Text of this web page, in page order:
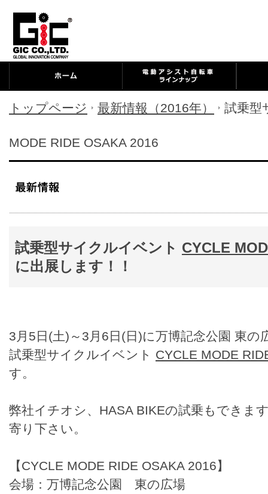
トップページ 最新情報（2016年） 試乗型
MODE RIDE OSAKA 2016
試乗型サイクルイベント CYCLE
に出展します！！
3月5日(土)～3月6日(日)に万博記念公園 東の
試乗型サイクルイベント CYCLE MODE
す。
弊社イチオシ、HASA BIKEの試乗もできま
寄り下さい。
【CYCLE MODE RIDE OSAKA 2016】
会場：万博記念公園 東の広場